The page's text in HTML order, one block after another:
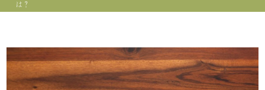
は？